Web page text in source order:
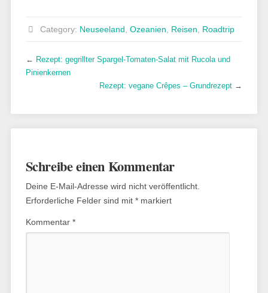
Category: Neuseeland Ozeanien Reisen Roadtrip
← Rezept: gegrillter Spargel-Tomaten-Salat mit Rucola und
Pinienkernen
Rezept: vegane Crêpes – Grundrezept →
Schreibe einen Kommentar
Deine E-Mail-Adresse wird nicht veröffentlicht.
Erforderliche Felder sind mit *markiert
Kommentar *